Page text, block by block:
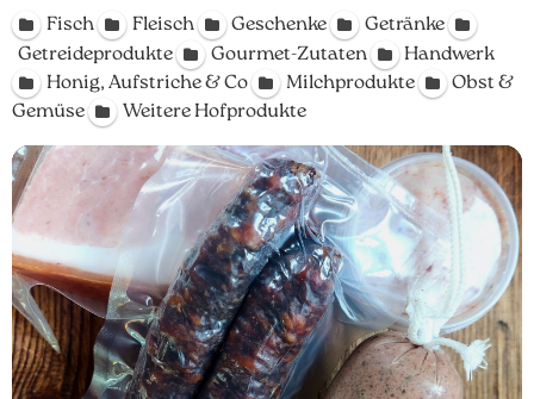
Fisch Fleisch Geschenke
Getränke
Getreideprodukte
Gourmet-Zutaten
Handwerk
Honig, Aufstriche & Co
Milchprodukte
Obst &
Gemüse
Weitere Hofprodukte